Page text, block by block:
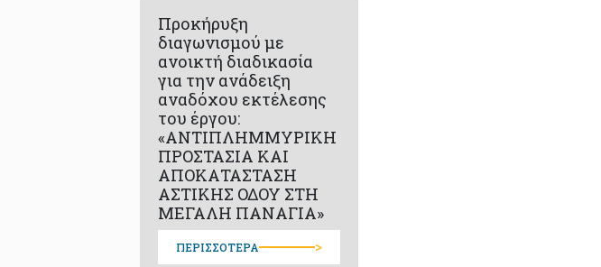
Προκήρυξη
διαγωνισμού με
ανοικτή διαδικασία
για την ανάδειξη
αναδόχου εκτέλεσης
του έργου:
«ΑΝΤΙΠΛΗΜΜΥΡΙΚΗ
ΠΡΟΣΤΑΣΙΑ ΚΑΙ
ΑΠΟΚΑΤΑΣΤΑΣΗ
ΑΣΤΙΚΗΣ ΟΔΟΥ ΣΤΗ
ΜΕΓΑΛΗ ΠΑΝΑΓΙΑ»
ΠΕΡΙΣΣΟΤΕΡΑ >